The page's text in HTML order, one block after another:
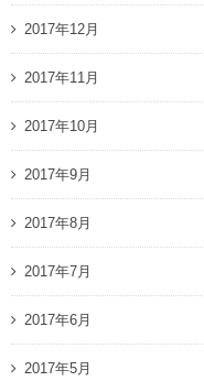
2017年12月
2017年11月
2017年10月
2017年9月
2017年8月
2017年7月
2017年6月
2017年5月